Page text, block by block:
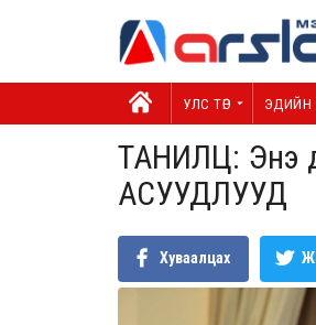
УЛС ТӨР ЭДИЙН
ТАНИЛЦ: Энэ
АСУУДЛУУД
Хуваалцах